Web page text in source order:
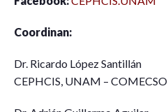
Coordinan:
Dr. Ricardo López Santillán
CEPHCIS, UNAM – COMECSO